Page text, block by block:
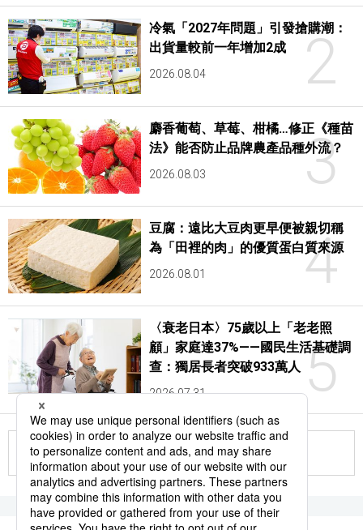
2
冷氣「2027年問題」引發搶購潮：
出貨量較前一年增加2成
2026.08.04
3
麝香葡萄、草莓、柑橘…修正《種苗
法》能否防止品牌農產品種外流？
2026.08.03
4
豆腐：遠比大豆肉更早便被親切稱
為「田裡的肉」的優質蛋白質來源
2026.08.01
5
〈衰老日本〉75歲以上「老老照
顧」家庭達37%——國民生活基礎調
查：獨居長者突破933萬人
2026.07.31
更多